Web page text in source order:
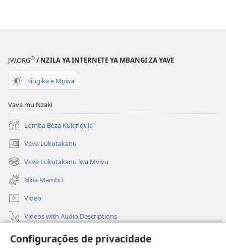
Configurações de privacidade
JW.ORG® / NZILA YA INTERNETE YA MBANGI ZA YAVE
Singika e Mpwa
Vava mu Nzaki
Lomba Beza Kukingula
Vava Lukutakanu
(opens
new
window)
Vava Lukutakanu lwa Mvivu
(opens
new
window)
Nkia Mambu
Video
Videos with Audio Descriptions
Vavulula